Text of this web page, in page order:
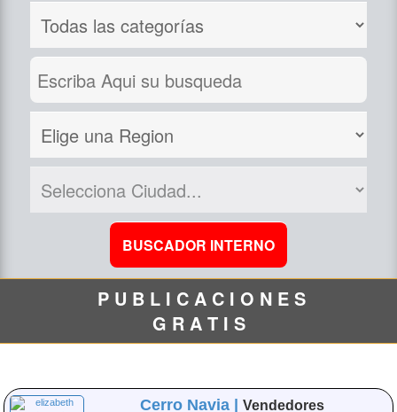
P U B L I C A C I O N E S
G R A T I S
Cerro Navia | Vendedores